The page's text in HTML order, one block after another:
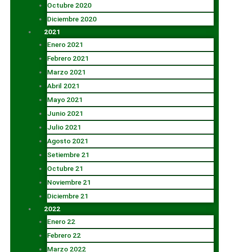
Octubre 2020
Diciembre 2020
2021
Enero 2021
Febrero 2021
Marzo 2021
Abril 2021
Mayo 2021
Junio 2021
Julio 2021
Agosto 2021
Setiembre 21
Octubre 21
Noviembre 21
Diciembre 21
2022
Enero 22
Febrero 22
Marzo 2022